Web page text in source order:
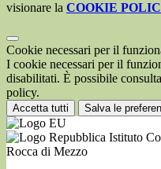
visionare la COOKIE
Cookie necessari per il
I cookie necessari per il
disabilitati. È possibile
policy.
Accetta tutti Salva le
Istituto
Rocca di Mezzo